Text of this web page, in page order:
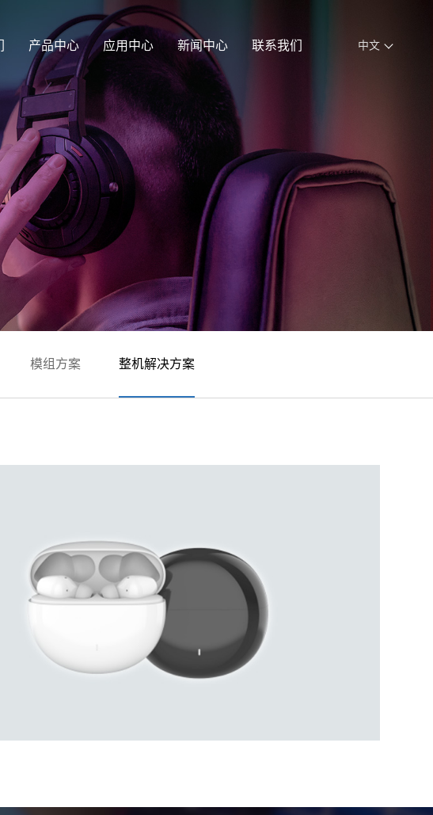
中文
产品中心 应用中心 新闻中心 联系我们
模组方案 整机解决方案